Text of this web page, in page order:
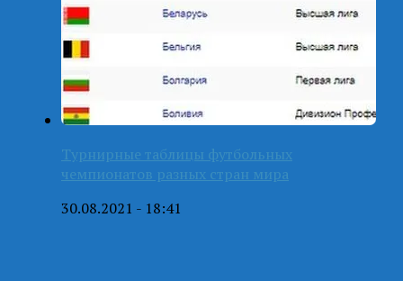
Турнирные таблицы футбольных
чемпионатов разных стран мира
30.08.2021 - 18:41